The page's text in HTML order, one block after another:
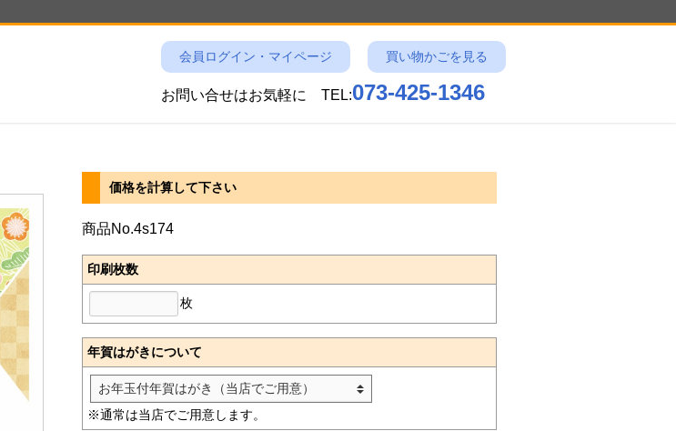
会員ログイン・マイページ 買い物かごを見る
お問い合せはお気軽に TEL:073-425-1346
価格を計算して下さい
商品No.4s174
印刷枚数
枚
年賀はがきについて
※通常は当店でご用意します。